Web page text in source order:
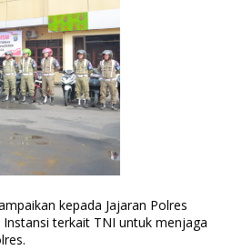
kepada Jajaran Polres
terkait TNI untuk menjaga